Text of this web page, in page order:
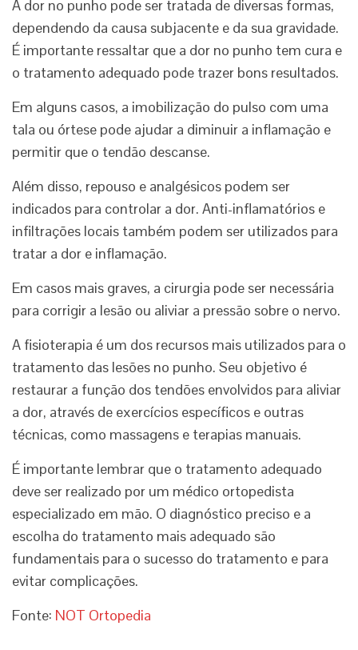
A dor no punho pode ser tratada de diversas formas,
dependendo da causa subjacente e da sua gravidade.
É importante ressaltar que a dor no punho tem cura e
o tratamento adequado pode trazer bons resultados.
Em alguns casos, a imobilização do pulso com uma
tala ou órtese pode ajudar a diminuir a inflamação e
permitir que o tendão descanse.
Além disso, repouso e analgésicos podem ser
indicados para controlar a dor. Anti-inflamatórios e
infiltrações locais também podem ser utilizados para
tratar a dor e inflamação.
Em casos mais graves, a cirurgia pode ser necessária
para corrigir a lesão ou aliviar a pressão sobre o nervo.
A fisioterapia é um dos recursos mais utilizados para o
tratamento das lesões no punho. Seu objetivo é
restaurar a função dos tendões envolvidos para aliviar
a dor, através de exercícios específicos e outras
técnicas, como massagens e terapias manuais.
É importante lembrar que o tratamento adequado
deve ser realizado por um médico ortopedista
especializado em mão. O diagnóstico preciso e a
escolha do tratamento mais adequado são
fundamentais para o sucesso do tratamento e para
evitar complicações.
Fonte: NOT Ortopedia